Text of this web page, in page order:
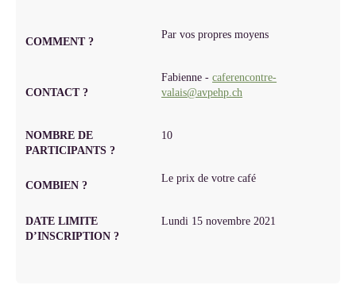
COMMENT ?
Par vos propres moyens
CONTACT ?
Fabienne -caferencontre-
valais@avpehp.ch
NOMBRE DE
PARTICIPANTS ?
10
COMBIEN ?
Le prix de votre café
DATE LIMITE
D’INSCRIPTION ?
Lundi 15 novembre 2021